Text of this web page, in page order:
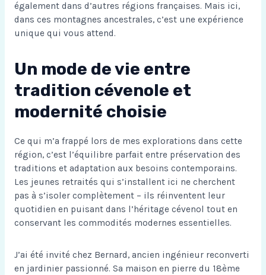
également dans d’autres régions françaises. Mais ici,
dans ces montagnes ancestrales, c’est une expérience
unique qui vous attend.
Un mode de vie entre
tradition cévenole et
modernité choisie
Ce qui m’a frappé lors de mes explorations dans cette
région, c’est l’équilibre parfait entre préservation des
traditions et adaptation aux besoins contemporains.
Les jeunes retraités qui s’installent ici ne cherchent
pas à s’isoler complètement – ils réinventent leur
quotidien en puisant dans l’héritage cévenol tout en
conservant les commodités modernes essentielles.
J’ai été invité chez Bernard, ancien ingénieur reconverti
en jardinier passionné. Sa maison en pierre du 18ème